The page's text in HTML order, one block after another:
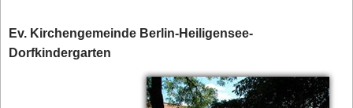
Ev. Kirchengemeinde Berlin-Heiligensee-
Dorfkindergarten